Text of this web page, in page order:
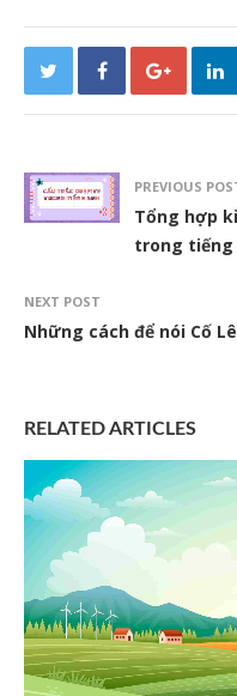
PREVIOUS
Tổng hợp
trong tiếng
NEXT POST
Những cách để nói Cố
RELATED ARTICLES